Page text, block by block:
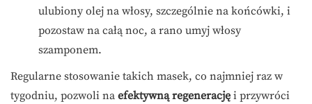
ulubiony olej na włosy, szczególnie na końcówki, i
pozostaw na całą noc, a rano umyj włosy
szamponem.
Regularne stosowanie takich masek, co najmniej raz w
tygodniu, pozwoli na efektywną regenerację i przywróci